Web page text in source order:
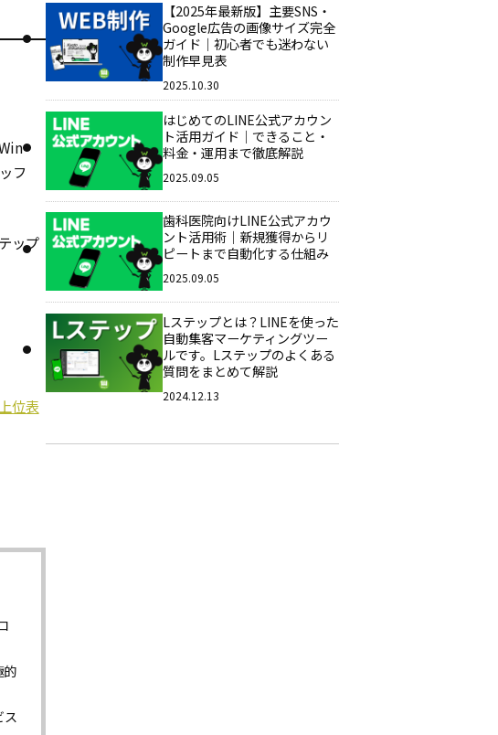
フ
ップ
位表
的
ス
【2025年最新版】主要SNS・
Google広告の画像サイズ完全
ガイド｜初心者でも迷わない
制作早見表
2025.10.30
はじめてのLINE公式アカウン
ト活用ガイド｜できること・
料金・運用まで徹底解説
2025.09.05
歯科医院向けLINE公式アカウ
ント活用術｜新規獲得からリ
ピートまで自動化する仕組み
2025.09.05
Lステップとは？LINEを使った
自動集客マーケティングツー
ルです。Lステップのよくある
質問をまとめて解説
2024.12.13